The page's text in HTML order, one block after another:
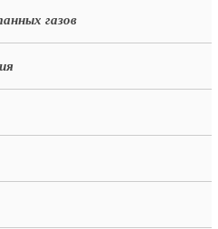
газов